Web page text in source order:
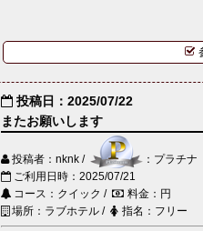
投稿日：2025/07/22
またお願いします
投稿者：nknk /
：プラチナ
ご利用日時：2025/07/21
コース：クイック /
料金：円
場所：ラブホテル /
指名：フリー